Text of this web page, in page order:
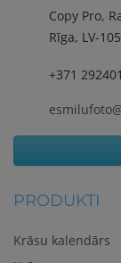
Copy Pro,
Rīga, LV-
+371
PRODUKTI
Krāsu kalendārs